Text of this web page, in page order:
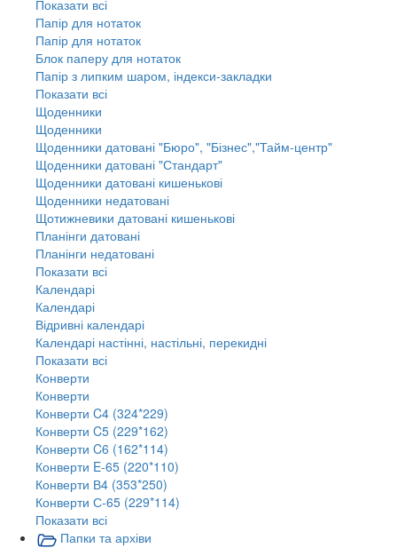
Показати всі
Папір для нотаток
Папір для нотаток
Блок паперу для нотаток
Папір з липким шаром, індекси-закладки
Показати всі
Щоденники
Щоденники
Щоденники датовані "Бюро", "Бізнес","Тайм-центр"
Щоденники датовані "Стандарт"
Щоденники датовані кишенькові
Щоденники недатовані
Щотижневики датовані кишенькові
Планінги датовані
Планінги недатовані
Показати всі
Календарі
Календарі
Відривні календарі
Календарі настінні, настільні, перекидні
Показати всі
Конверти
Конверти
Конверти C4 (324*229)
Конверти C5 (229*162)
Конверти C6 (162*114)
Конверти E-65 (220*110)
Конверти В4 (353*250)
Конверти С-65 (229*114)
Показати всі
Папки та архіви